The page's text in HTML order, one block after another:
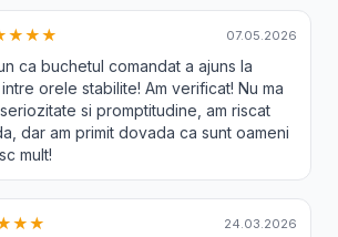
07.05.2026
ca buchetul comandat a ajuns la
orele stabilite! Am verificat! Nu ma
si promptitudine, am riscat
dar am primit dovada ca sunt oameni
mult!
24.03.2026